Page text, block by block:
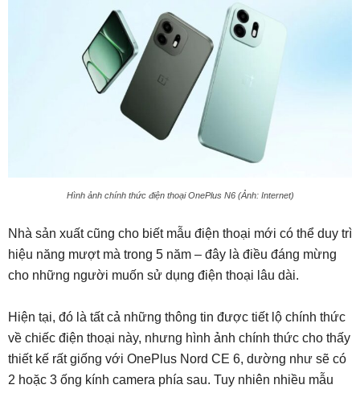
Hình ảnh chính thức điện thoại OnePlus N6 (Ảnh: Internet)
Nhà sản xuất cũng cho biết mẫu điện thoại mới có thể duy trì
hiệu năng mượt mà trong 5 năm – đây là điều đáng mừng
cho những người muốn sử dụng điện thoại lâu dài.
Hiện tại, đó là tất cả những thông tin được tiết lộ chính thức
về chiếc điện thoại này, nhưng hình ảnh chính thức cho thấy
thiết kế rất giống với OnePlus Nord CE 6, dường như sẽ có
2 hoặc 3 ống kính camera phía sau. Tuy nhiên nhiều mẫu